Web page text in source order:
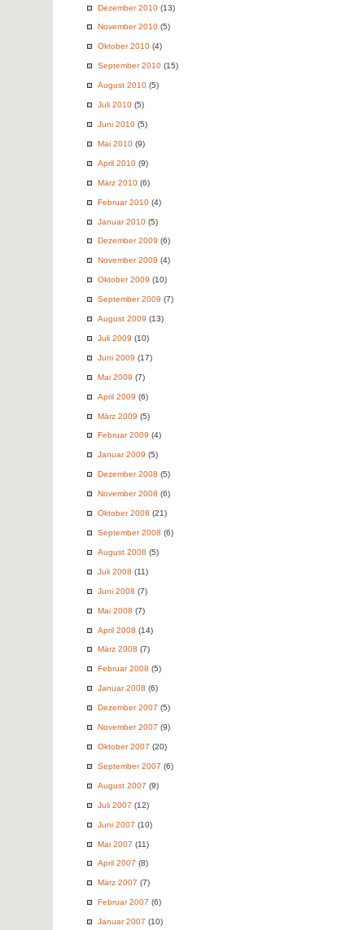
Dezember 2010 (13)
November 2010 (5)
Oktober 2010 (4)
September 2010 (15)
August 2010 (5)
Juli 2010 (5)
Juni 2010 (5)
Mai 2010 (9)
April 2010 (9)
März 2010 (6)
Februar 2010 (4)
Januar 2010 (5)
Dezember 2009 (6)
November 2009 (4)
Oktober 2009 (10)
September 2009 (7)
August 2009 (13)
Juli 2009 (10)
Juni 2009 (17)
Mai 2009 (7)
April 2009 (6)
März 2009 (5)
Februar 2009 (4)
Januar 2009 (5)
Dezember 2008 (5)
November 2008 (6)
Oktober 2008 (21)
September 2008 (6)
August 2008 (5)
Juli 2008 (11)
Juni 2008 (7)
Mai 2008 (7)
April 2008 (14)
März 2008 (7)
Februar 2008 (5)
Januar 2008 (6)
Dezember 2007 (5)
November 2007 (9)
Oktober 2007 (20)
September 2007 (6)
August 2007 (9)
Juli 2007 (12)
Juni 2007 (10)
Mai 2007 (11)
April 2007 (8)
März 2007 (7)
Februar 2007 (6)
Januar 2007 (10)